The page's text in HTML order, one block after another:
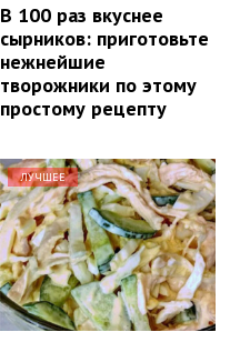
В 100 раз вкуснее
сырников: приготовьте
нежнейшие
творожники по этому
простому рецепту
ЛУЧШЕЕ